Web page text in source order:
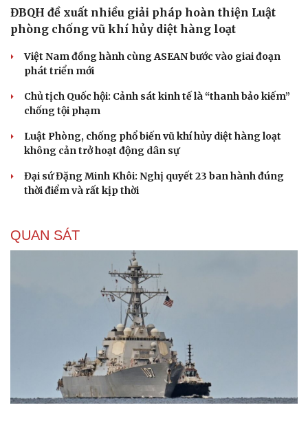
ĐBQH đề xuất nhiều giải pháp hoàn thiện Luật
phòng chống vũ khí hủy diệt hàng loạt
Việt Nam đồng hành cùng ASEAN bước vào giai đoạn
phát triển mới
Chủ tịch Quốc hội: Cảnh sát kinh tế là “thanh bảo kiếm”
chống tội phạm
Luật Phòng, chống phổ biến vũ khí hủy diệt hàng loạt
không cản trở hoạt động dân sự
Đại sứ Đặng Minh Khôi: Nghị quyết 23 ban hành đúng
thời điểm và rất kịp thời
QUAN SÁT